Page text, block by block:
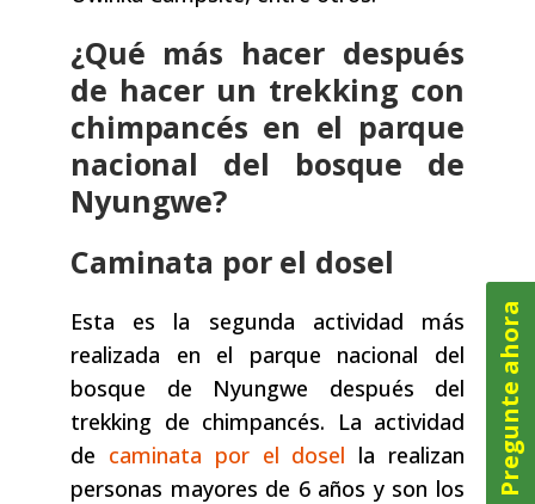
¿Qué más hacer después
de hacer un trekking con
chimpancés en el parque
nacional del bosque de
Nyungwe?
Caminata por el dosel
Esta es la segunda actividad más
realizada en el parque nacional del
bosque de Nyungwe después del
trekking de chimpancés. La actividad
de caminata por el dosel la realizan
personas mayores de 6 años y son los
Pregunte ahora